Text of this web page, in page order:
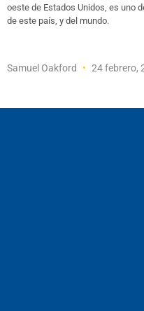
oeste de Estados Unidos, es uno
de este país, y del mundo.
Samuel Oakford 24 febrero,